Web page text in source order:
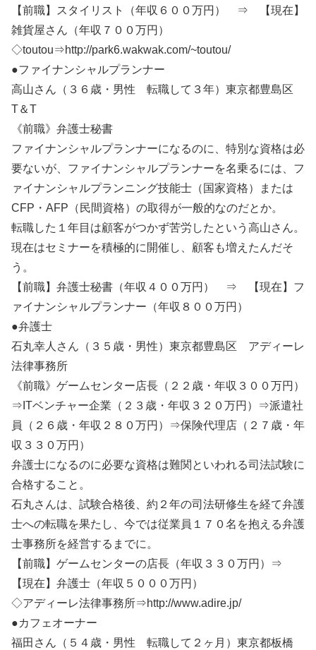
【前職】スタイリスト（年収６００万円） ⇒ 【現在】
雑貨屋さん（年収７００万円）
◇toutou⇒http://park6.wakwak.com/~toutou/
●ファイナンシャルプランナー
高山さん（３６歳・男性 転職して３年）東京都豊島区
T＆T
《前職》弁護士秘書
ファイナンシャルプランナーになるのに、特別な資格は必
要ないが、ファイナンシャルプランナーを名乗るには、フ
ァイナンシャルプランニング技能士（国家資格）または
CFP・AFP（民間資格）の取得が一般的なのだとか。
転職した１年目は顧客がつかず苦労したという高山さん。
現在はセミナーを積極的に開催し、顧客も増えたんだそ
う。
【前職】弁護士秘書（年収４００万円） ⇒ 【現在】フ
ァイナンシャルプランナー（年収８００万円）
●弁護士
石丸幸人さん（３５歳・男性）東京都豊島区 アディーレ
法律事務所
《前職》ゲームセンター店長（２２歳・年収３００万円）
⇒ITベンチャー企業（２３歳・年収３２０万円）⇒派遣社
員（２６歳・年収２８０万円）⇒保険代理店（２７歳・年
収３３０万円）
弁護士になるのに必要な資格は難関といわれる司法試験に
合格すること。
石丸さんは、試験合格後、約２年の司法研修生を経て弁護
士への転職を果たし、今では従業員１７０名を抱える弁護
士事務所を経営するまでに。
【前職】ゲームセンターの店長（年収３３０万円）⇒
【現在】弁護士（年収５０００万円）
◇アディーレ法律事務所⇒http://www.adire.jp/
●カフェオーナー
福田さん（５４歳・男性 転職して２ヶ月）東京都板橋